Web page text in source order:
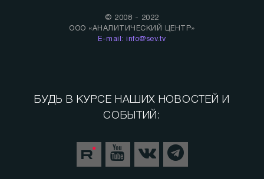
© 2008 - 2022
ООО «АНАЛИТИЧЕСКИЙ ЦЕНТР»
E-mail: info@sev.tv
БУДЬ В КУРСЕ НАШИХ НОВОСТЕЙ И
СОБЫТИЙ: